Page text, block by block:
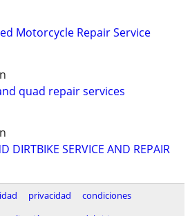
Motorcycle Repair Service
quad repair services
DIRTBIKE SERVICE AND REPAIR
privacidad
condiciones